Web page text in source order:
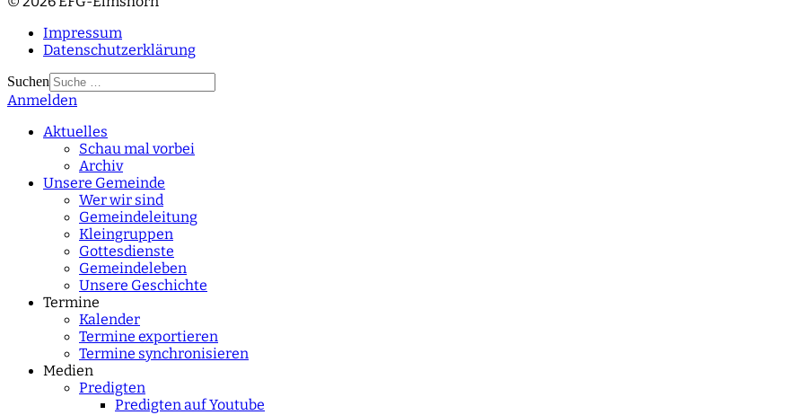
Impressum
Datenschutzerklärung
Suchen
Type 2 or more
Anmelden
Aktuelles
Schau mal vorbei
Archiv
Unsere Gemeinde
Wer wir sind
Gemeindeleitung
Kleingruppen
Gottesdienste
Gemeindeleben
Unsere Geschichte
Termine
Kalender
Termine exportieren
Termine synchronisieren
Medien
Predigten
Predigten auf Youtube